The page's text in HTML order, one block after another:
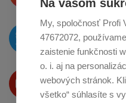
O novinkách píšeme
naTwitteri
Produkty Vám
na Youtube
Na vašom
My, spoločnosť Profi
47672072,
zaistenie funkčnosti
o. i. aj na
webových stránok.
všetko“ súhlasíte s